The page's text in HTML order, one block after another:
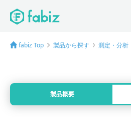
fabiz Top 製品から探す 測定・分析
製品概要